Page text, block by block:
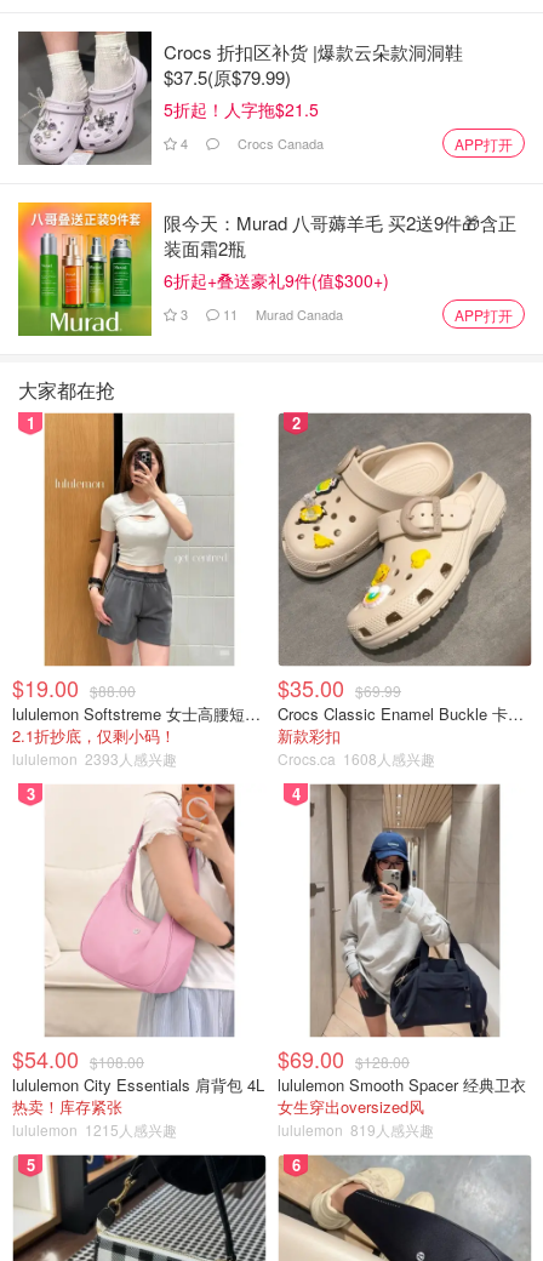
年欧洲杯决赛圈比赛。
2024年欧洲杯预选赛分组
2024年欧洲杯预选赛已于2022年10月9日在法兰克福
Festhalle展览中心举行完毕，53个国家协会参加了资格赛
抽签，德国作为2024年欧洲杯决赛的主办方自动获得参赛
资格。
👇2024年欧洲杯抽签的53个国家：
图片来自于@UEFA2024官网，版权属于原作者
参加预选赛抽签的53支球队被分配到10个预选赛组:
7个小组 - 每组5支球队
3个小组 - 每组6支球队
具体分组如下：
2024欧洲杯预选赛分组
分组
国家
A组
西班牙、苏格兰、挪威、格鲁吉
亚、塞浦路斯
B组
荷兰、法国、爱尔兰、希腊、直
布罗陀
C组
意大利、英格兰、乌克兰、北马
其顿、马耳他
D组
克罗地亚、威尔士、亚美尼亚、
土耳其、拉脱维亚
Crocs 折扣区补货 |爆款云朵款洞洞鞋
$37.5(原$79.99)
5折起！人字拖$21.5
4 Crocs Canada APP打开
限今天：Murad 八哥薅羊毛 买2送9件🎁含正
装面霜2瓶
6折起+叠送豪礼9件(值$300+)
3 11 Murad Canada APP打开
大家都在抢
1
$19.00 $88.00
lululemon Softstreme 女士高腰短裤 10cm
2.1折抄底，仅剩小码！
lululemon 2393人感兴趣
2
$35.00 $69.99
Crocs Classic Enamel Buckle 卡骆驰布扣便鞋
新款彩扣
Crocs.ca 1608人感兴趣
3
$54.00 $108.00
lululemon City Essentials 肩背包 4L
热卖！库存紧张
lululemon 1215人感兴趣
4
$69.00 $128.00
lululemon Smooth Spacer 经典卫衣
女生穿出oversized风
lululemon 819人感兴趣
5 6